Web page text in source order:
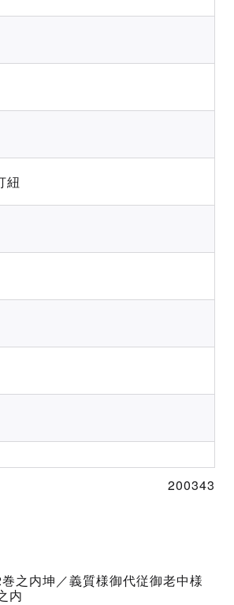
紐
200343
之内坤／義質様御代従御老中様
内